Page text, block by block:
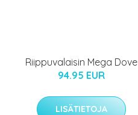
Riippuvalaisin Mega Dove
94.95 EUR
LISÄTIETOJA